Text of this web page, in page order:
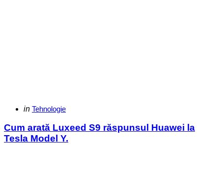
Categories
Posted
in Tehnologie
Cum arată Luxeed S9 răspunsul Huawei la
Tesla Model Y.